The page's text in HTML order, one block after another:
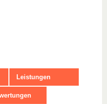
Leistungen